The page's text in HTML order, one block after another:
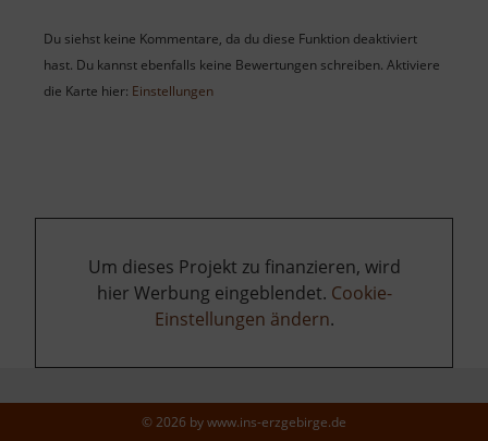
Du siehst keine Kommentare, da du diese Funktion deaktiviert
hast. Du kannst ebenfalls keine Bewertungen schreiben. Aktiviere
die Karte hier: Einstellungen
Um dieses Projekt zu finanzieren, wird
hier Werbung eingeblendet. Cookie-
Einstellungen ändern.
© 2026 bywww.ins-erzgebirge.de